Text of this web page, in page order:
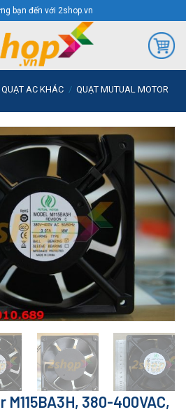
bạn đến với 2shop.vn
QUẠT AC KHÁC / QUẠT MUTUAL MOTOR
380-400VAC,